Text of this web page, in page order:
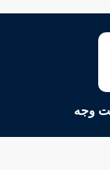
وجه